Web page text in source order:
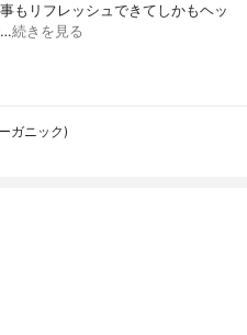
もリフレッシュできてしかもヘッ
…続きを見る
ガニック)